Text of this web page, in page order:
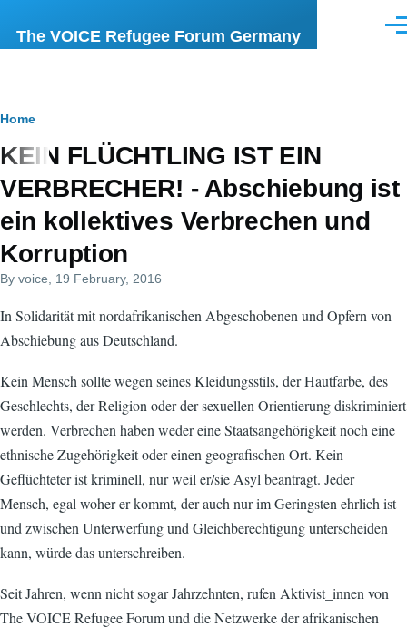
The VOICE Refugee Forum Germany
Breadcrumb
Home
KEIN FLÜCHTLING IST EIN
VERBRECHER! - Abschiebung ist
ein kollektives Verbrechen und
Korruption
By voice , 19 February, 2016
In Solidarität mit nordafrikanischen Abgeschobenen und Opfern von
Abschiebung aus Deutschland.
Kein Mensch sollte wegen seines Kleidungsstils, der Hautfarbe, des
Geschlechts, der Religion oder der sexuellen Orientierung diskriminiert
werden. Verbrechen haben weder eine Staatsangehörigkeit noch eine
ethnische Zugehörigkeit oder einen geografischen Ort. Kein
Geflüchteter ist kriminell, nur weil er/sie Asyl beantragt. Jeder
Mensch, egal woher er kommt, der auch nur im Geringsten ehrlich ist
und zwischen Unterwerfung und Gleichberechtigung unterscheiden
kann, würde das unterschreiben.
Seit Jahren, wenn nicht sogar Jahrzehnten, rufen Aktivist_innen von
The VOICE Refugee Forum und die Netzwerke der afrikanischen